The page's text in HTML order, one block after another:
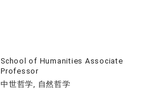
School of Humanities Associate
Professor
中世哲学, 自然哲学